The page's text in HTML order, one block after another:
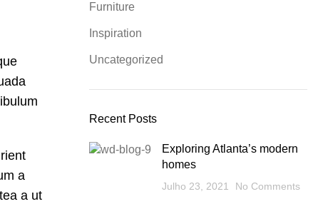
a
a ut
Furniture
Inspiration
Uncategorized
Recent Posts
Exploring Atlanta’s modern
homes
Julho 23, 2021 No Comments